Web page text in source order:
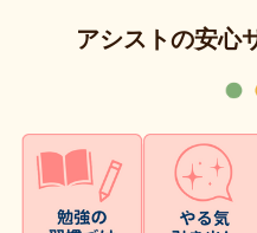
アシストの安心